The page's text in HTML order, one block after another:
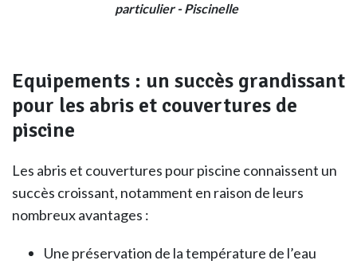
particulier - Piscinelle
Equipements : un succès grandissant
pour les abris et couvertures de
piscine
Les abris et couvertures pour piscine connaissent un
succès croissant, notamment en raison de leurs
nombreux avantages :
Une préservation de la température de l’eau